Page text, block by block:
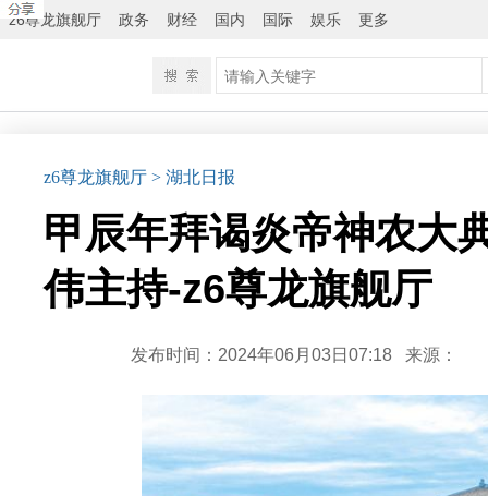
z6尊龙旗舰厅 政务 财经 国内 国际 娱乐 更多
z6尊龙旗舰厅 > 湖北日报
甲辰年拜谒炎帝神农大
伟主持-z6尊龙旗舰厅
发布时间：2024年06月03日07:18 来源：